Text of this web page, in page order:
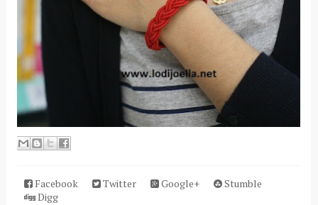
Facebook Twitter Google+
Stumble
Digg